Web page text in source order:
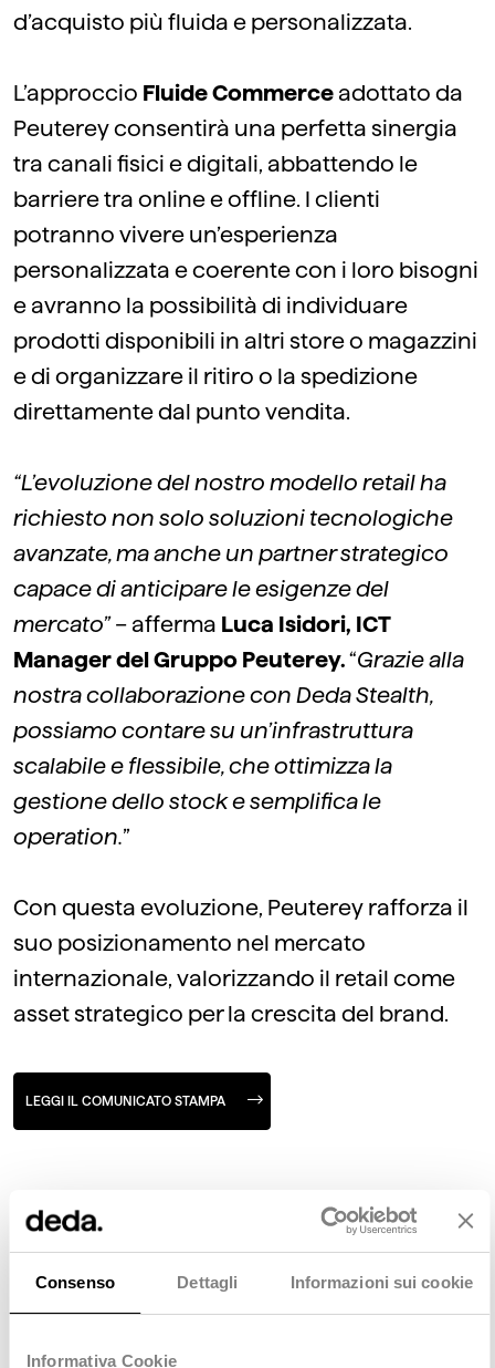
Consenso Dettagli Informazioni sui cookie
Informativa Cookie
d’acquisto più fluida e personalizzata.
L’approccio Fluide Commerce adottato da
Peuterey consentirà una perfetta sinergia
tra canali fisici e digitali, abbattendo le
barriere tra online e offline. I clienti
potranno vivere un’esperienza
personalizzata e coerente con i loro bisogni
e avranno la possibilità di individuare
prodotti disponibili in altri store o magazzini
e di organizzare il ritiro o la spedizione
direttamente dal punto vendita.
“L’evoluzione del nostro modello retail ha
richiesto non solo soluzioni tecnologiche
avanzate, ma anche un partner strategico
capace di anticipare le esigenze del
mercato”– afferma Luca Isidori, ICT
Manager del Gruppo Peuterey.“Grazie alla
nostra collaborazione con Deda Stealth,
possiamo contare su un’infrastruttura
scalabile e flessibile, che ottimizza la
gestione dello stock e semplifica le
operation.”
Con questa evoluzione, Peuterey rafforza il
suo posizionamento nel mercato
internazionale, valorizzando il retail come
asset strategico per la crescita del brand.
LEGGI IL COMUNICATO STAMPA
Scopri anche